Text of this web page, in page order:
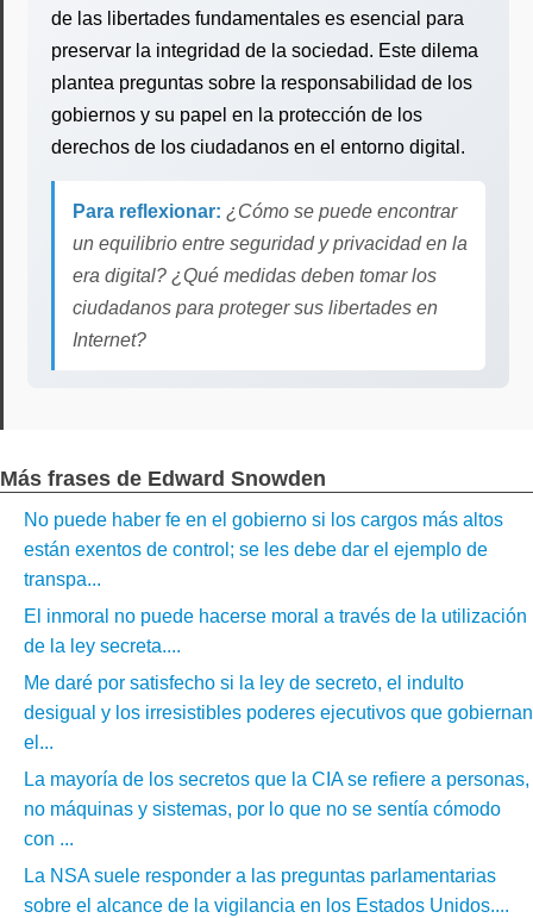
de las libertades fundamentales es esencial para
preservar la integridad de la sociedad. Este dilema
plantea preguntas sobre la responsabilidad de los
gobiernos y su papel en la protección de los
derechos de los ciudadanos en el entorno digital.
Para reflexionar: ¿Cómo se puede encontrar
un equilibrio entre seguridad y privacidad en la
era digital? ¿Qué medidas deben tomar los
ciudadanos para proteger sus libertades en
Internet?
Más frases de Edward Snowden
No puede haber fe en el gobierno si los cargos más altos
están exentos de control; se les debe dar el ejemplo de
transpa...
El inmoral no puede hacerse moral a través de la utilización
de la ley secreta....
Me daré por satisfecho si la ley de secreto, el indulto
desigual y los irresistibles poderes ejecutivos que gobiernan
el...
La mayoría de los secretos que la CIA se refiere a personas,
no máquinas y sistemas, por lo que no se sentía cómodo
con ...
La NSA suele responder a las preguntas parlamentarias
sobre el alcance de la vigilancia en los Estados Unidos....